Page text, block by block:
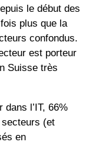
le début des
plus que la
confondus.
est porteur
Suisse très
l’IT, 66%
(et
en